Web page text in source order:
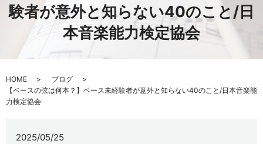
験者が意外と知らない40のこと/日
本音楽能力検定協会
HOME
ブログ
【ベースの弦は何本？】ベース未経験者が意外と知らない40のこと/日本音楽能
力検定協会
2025/05/25